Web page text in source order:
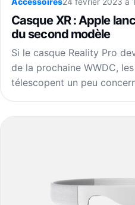
Casque XR : Apple
du second modèle
Si le casque Reality Pro
de la prochaine WWDC,
télescopent un peu